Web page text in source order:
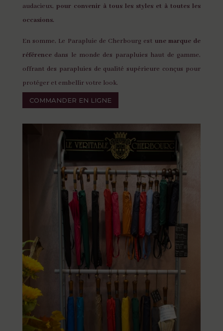
audacieux, pour convenir à tous les styles et à toutes les
occasions.
En somme, Le Parapluie de Cherbourg est une marque de
référencedans le monde des parapluies haut de gamme,
offrant des parapluies de qualité supérieure conçus pour
protéger et embellir votre look.
COMMANDER EN LIGNE